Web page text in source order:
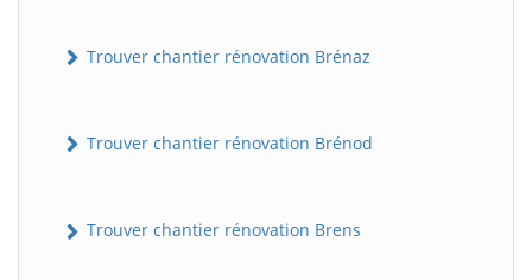
Trouver chantier rénovation Brénaz
Trouver chantier rénovation Brénod
Trouver chantier rénovation Brens